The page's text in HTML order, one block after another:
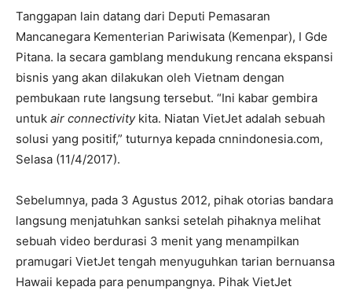
Tanggapan lain datang dari Deputi Pemasaran
Mancanegara Kementerian Pariwisata (Kemenpar), I Gde
Pitana. Ia secara gamblang mendukung rencana ekspansi
bisnis yang akan dilakukan oleh Vietnam dengan
pembukaan rute langsung tersebut. “Ini kabar gembira
untuk air connectivitykita. Niatan VietJet adalah sebuah
solusi yang positif,” tuturnya kepada cnnindonesia.com,
Selasa (11/4/2017).
Sebelumnya, pada 3 Agustus 2012, pihak otorias bandara
langsung menjatuhkan sanksi setelah pihaknya melihat
sebuah video berdurasi 3 menit yang menampilkan
pramugari VietJet tengah menyuguhkan tarian bernuansa
Hawaii kepada para penumpangnya. Pihak VietJet